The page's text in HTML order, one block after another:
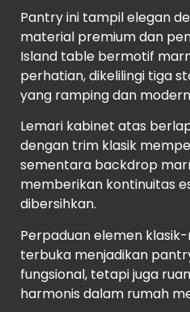
Pantry ini tampil elegan
material premium dan
Island table bermotif
perhatian, dikelilingi tiga
yang ramping dan
Lemari kabinet atas
dengan trim klasik
sementara backdrop
memberikan kontinuitas
dibersihkan.
Perpaduan elemen
terbuka menjadikan
fungsional, tetapi juga
harmonis dalam rumah